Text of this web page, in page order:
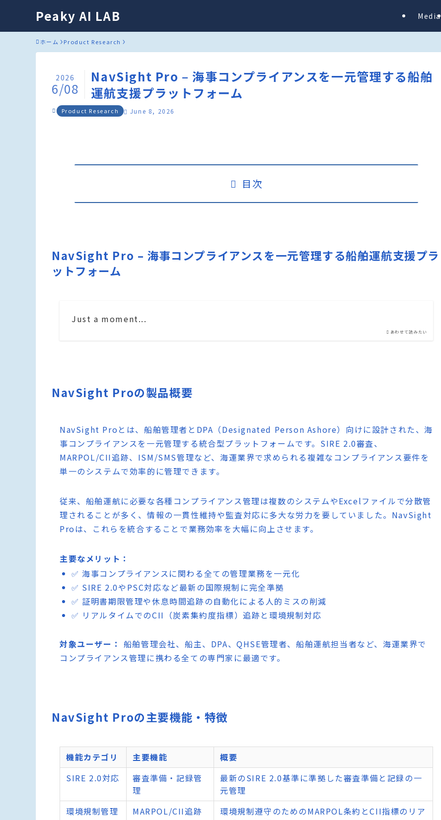
Peaky AI LAB Media
ホーム Product Research
NavSight Pro – 海事コンプライアンスを一元管理する船舶
運航支援プラットフォーム
2026
6/08
Product Research June 8, 2026
目次
NavSight Pro – 海事コンプライアンスを一元管理する船舶運航支援プラ
ットフォーム
あわせて読みたい
Just a moment...
NavSight Proの製品概要
NavSight Proとは、船舶管理者とDPA（Designated Person Ashore）向けに設計された、海
事コンプライアンスを一元管理する統合型プラットフォームです。SIRE 2.0審査、
MARPOL/CII追跡、ISM/SMS管理など、海運業界で求められる複雑なコンプライアンス要件を
単一のシステムで効率的に管理できます。
従来、船舶運航に必要な各種コンプライアンス管理は複数のシステムやExcelファイルで分散管
理されることが多く、情報の一貫性維持や監査対応に多大な労力を要していました。NavSight
Proは、これらを統合することで業務効率を大幅に向上させます。
主要なメリット：
✅ 海事コンプライアンスに関わる全ての管理業務を一元化
✅ SIRE 2.0やPSC対応など最新の国際規制に完全準拠
✅ 証明書期限管理や休息時間追跡の自動化による人的ミスの削減
✅ リアルタイムでのCII（炭素集約度指標）追跡と環境規制対応
対象ユーザー： 船舶管理会社、船主、DPA、QHSE管理者、船舶運航担当者など、海運業界で
コンプライアンス管理に携わる全ての専門家に最適です。
NavSight Proの主要機能・特徴
機能カテゴリ 主要機能
概要
SIRE 2.0対応
審査準備・記録管
理
最新のSIRE 2.0基準に準拠した審査準備と記録の一
元管理
環境規制管理
MARPOL/CII追跡
環境規制遵守のためのMARPOL条約とCII指標のリア